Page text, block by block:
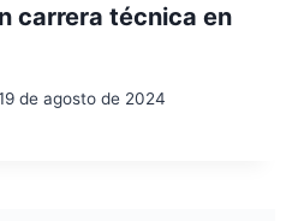
carrera técnica en
de agosto de 2024